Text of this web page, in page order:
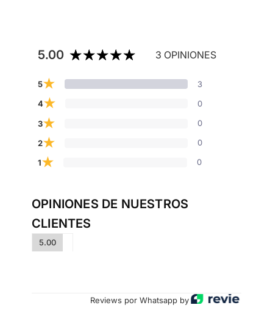
5.00 3 OPINIONES
5★ 3
4★ 0
3★ 0
2★ 0
1★ 0
OPINIONES DE NUESTROS
CLIENTES
5.00
Reviews por Whatsapp by